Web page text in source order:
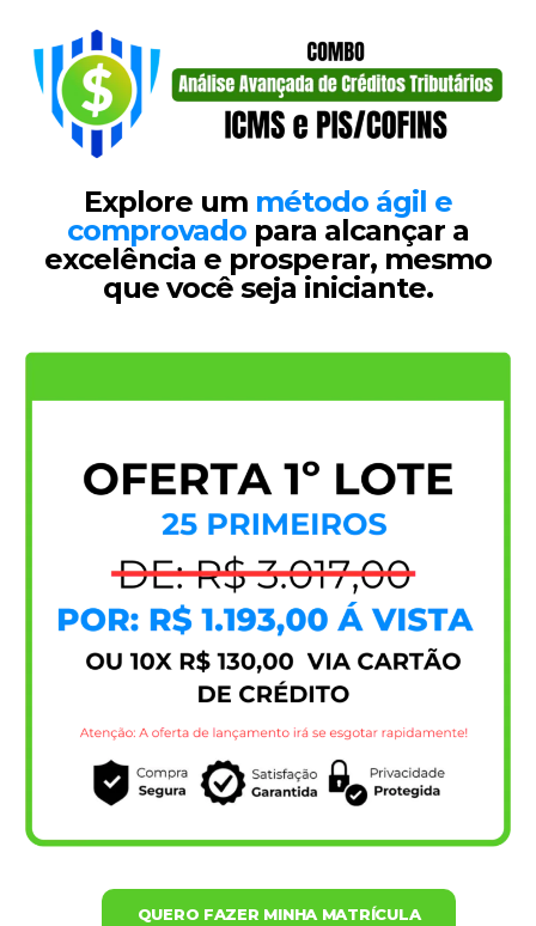
Explore um método ágil e
comprovado para alcançar a
excelência e prosperar, mesmo
que você seja iniciante.
QUERO FAZER MINHA MATRÍCULA